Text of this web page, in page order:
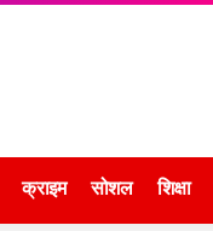
क्राइम सोशल शिक्षा